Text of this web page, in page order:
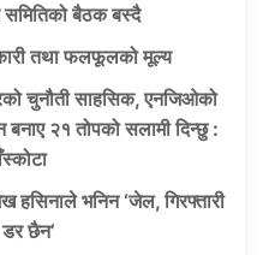
समितिको बैठक बस्दै
तथा फलफूलको मूल्य
चुनौती साहसिक, एनजिओको
२१ तोपको सलामी दिन्छु :
हसिनाले भनिन ‘जेल, गिरफ्तारी
छैन’